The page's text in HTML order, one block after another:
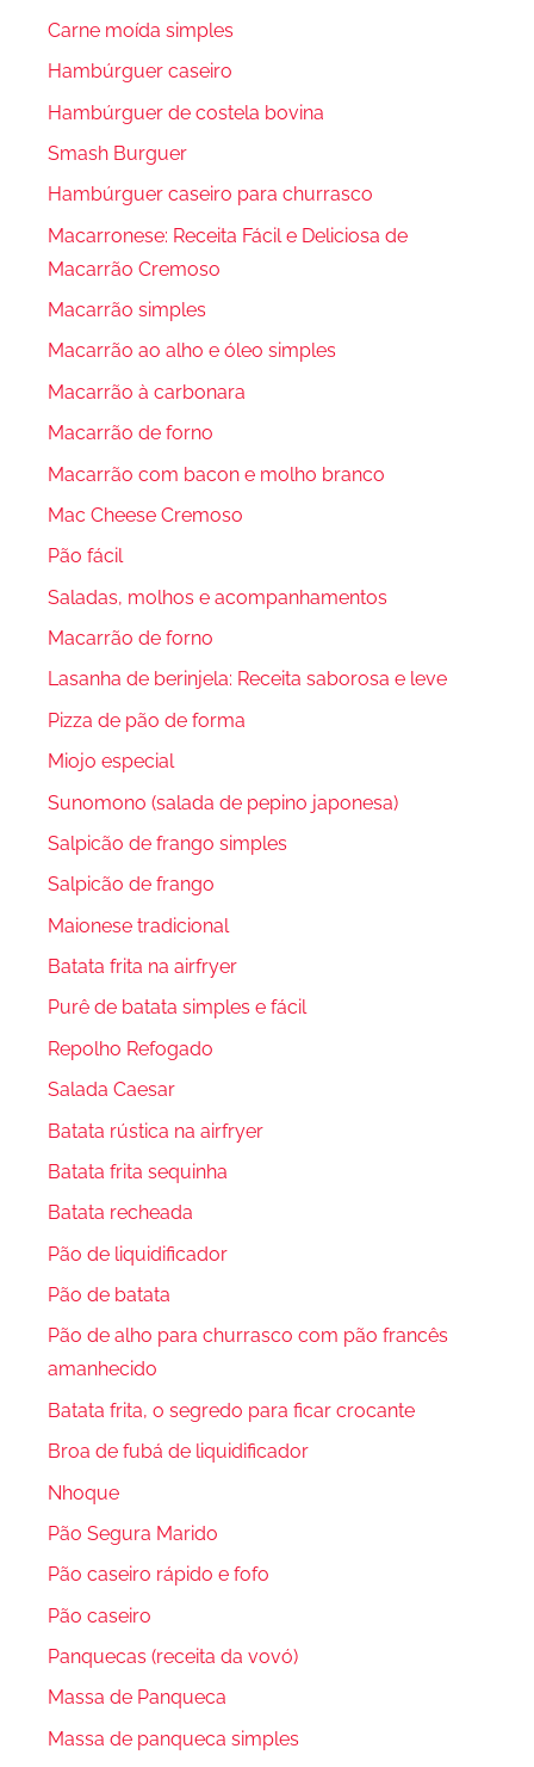
Carne moída simples
Hambúrguer caseiro
Hambúrguer de costela bovina
Smash Burguer
Hambúrguer caseiro para churrasco
Macarronese: Receita Fácil e Deliciosa de
Macarrão Cremoso
Macarrão simples
Macarrão ao alho e óleo simples
Macarrão à carbonara
Macarrão de forno
Macarrão com bacon e molho branco
Mac Cheese Cremoso
Pão fácil
Saladas, molhos e acompanhamentos
Macarrão de forno
Lasanha de berinjela: Receita saborosa e leve
Pizza de pão de forma
Miojo especial
Sunomono (salada de pepino japonesa)
Salpicão de frango simples
Salpicão de frango
Maionese tradicional
Batata frita na airfryer
Purê de batata simples e fácil
Repolho Refogado
Salada Caesar
Batata rústica na airfryer
Batata frita sequinha
Batata recheada
Pão de liquidificador
Pão de batata
Pão de alho para churrasco com pão francês
amanhecido
Batata frita, o segredo para ficar crocante
Broa de fubá de liquidificador
Nhoque
Pão Segura Marido
Pão caseiro rápido e fofo
Pão caseiro
Panquecas (receita da vovó)
Massa de Panqueca
Massa de panqueca simples